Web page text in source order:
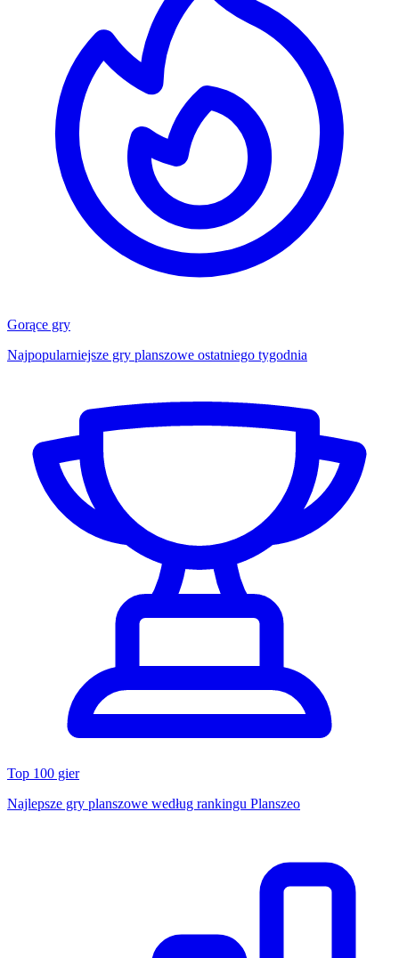
Gorące gry
Najpopularniejsze gry planszowe ostatniego tygodnia
Top 100 gier
Najlepsze gry planszowe według rankingu Planszeo